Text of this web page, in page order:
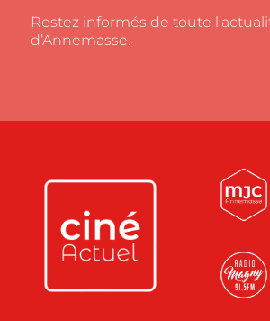
Restez informés de toute
d’Annemasse.